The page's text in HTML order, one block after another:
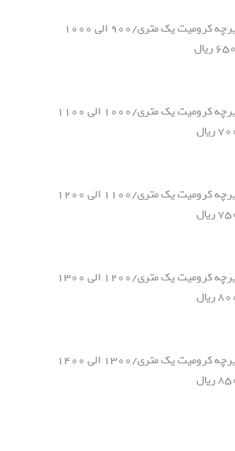
✳️ یونولیت تیرچه کرومیت یک متری/۹۰۰ الی ۱۰۰۰
✳️ یونولیت تیرچه کرومیت یک متری/۱۰۰۰ الی ۱۱۰۰
✳️ یونولیت تیرچه کرومیت یک متری/۱۱۰۰ الی ۱۲۰۰
✳️ یونولیت تیرچه کرومیت یک متری/۱۲۰۰ الی ۱۳۰۰
✳️ یونولیت تیرچه کرومیت یک متری/۱۳۰۰ الی ۱۴۰۰